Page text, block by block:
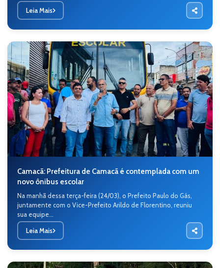
Leia Mais
Camacã: Prefeitura de Camacã é contemplada com um
novo ônibus escolar
Na manhã dessa terça-feira (24/03), o Prefeito Paulo do Gás,
juntamente com o Vice-Prefeito Arildo de Florentino, reuniu
sua equipe...
Leia Mais